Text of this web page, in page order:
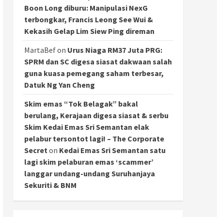
Boon Long diburu: Manipulasi NexG
terbongkar, Francis Leong See Wui &
Kekasih Gelap Lim Siew Ping direman
MartaBefon Urus Niaga RM37 Juta PRG:
SPRM dan SC digesa siasat dakwaan salah
guna kuasa pemegang saham terbesar,
Datuk Ng Yan Cheng
Skim emas “Tok Belagak” bakal
berulang, Kerajaan digesa siasat & serbu
Skim Kedai Emas Sri Semantan elak
pelabur tersontot lagi! – The Corporate
Secret on Kedai Emas Sri Semantan satu
lagi skim pelaburan emas ‘scammer’
langgar undang-undang Suruhanjaya
Sekuriti & BNM